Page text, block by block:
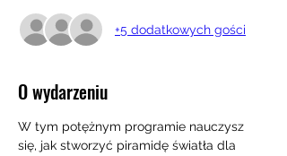
+5 dodatkowych gości
O wydarzeniu
W tym potężnym programie nauczysz
się, jak stworzyć piramidę światła dla